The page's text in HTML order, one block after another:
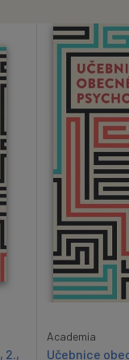
2.,
Academia
Učebnice